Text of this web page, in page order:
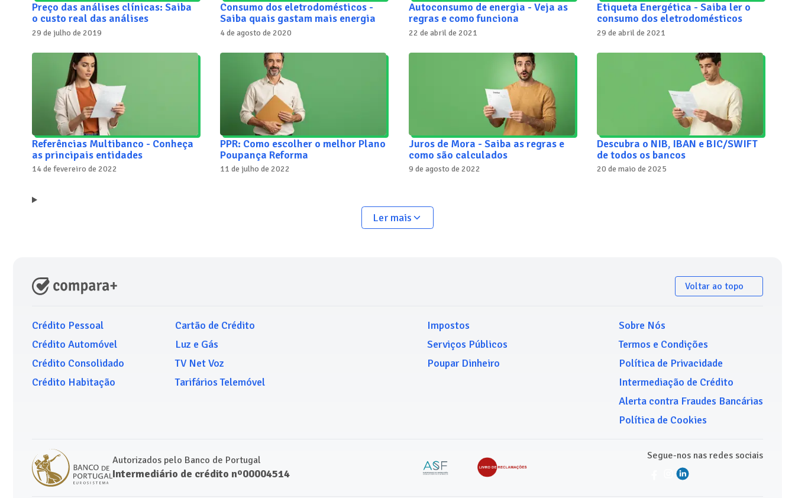
Preço das análises clínicas: Saiba
o custo real das análises
29 de julho de 2019
Consumo dos eletrodomésticos -
Saiba quais gastam mais energia
4 de agosto de 2020
Autoconsumo de energia - Veja as
regras e como funciona
22 de abril de 2021
Etiqueta Energética - Saiba ler o
consumo dos eletrodomésticos
29 de abril de 2021
Referências Multibanco - Conheça
as principais entidades
14 de fevereiro de 2022
PPR: Como escolher o melhor Plano
Poupança Reforma
11 de julho de 2022
Juros de Mora - Saiba as regras e
como são calculados
9 de agosto de 2022
Descubra o NIB, IBAN e BIC/SWIFT
de todos os bancos
20 de maio de 2025
Ler mais
Voltar ao topo
Crédito Pessoal
Crédito Automóvel
Crédito Consolidado
Crédito Habitação
Cartão de Crédito
Luz e Gás
TV Net Voz
Tarifários Telemóvel
Impostos
Serviços Públicos
Poupar Dinheiro
Sobre Nós
Termos e Condições
Política de Privacidade
Intermediação de Crédito
Alerta contra Fraudes Bancárias
Política de Cookies
Autorizados pelo Banco de Portugal
Intermediário de crédito nº00004514
Segue-nos nas redes sociais